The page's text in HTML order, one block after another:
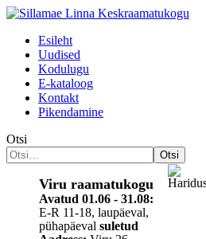
Esileht
Uudised
Kodulugu
Е-kataloog
Kontakt
Pikendamine
Otsi
Otsi
Viru raamatukogu
Avatud 01.06 - 31.08:
E-R 11-18, laupäeval,
pühapäeval suletud